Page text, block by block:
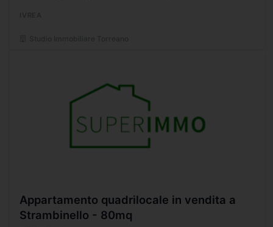
Appartamento quadrilocale in vendita a
Strambinello - 80mq